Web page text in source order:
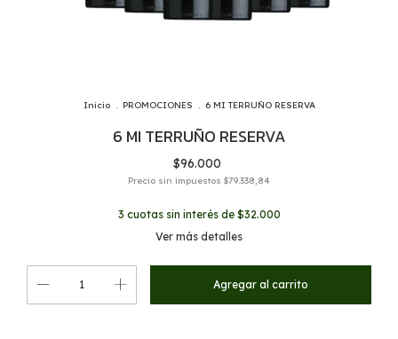
Inicio . PROMOCIONES . 6 MI TERRUÑO RESERVA
6 MI TERRUÑO RESERVA
$96.000
Precio sin impuestos $79.338,84
3 cuotas sin interés de $32.000
Ver más detalles